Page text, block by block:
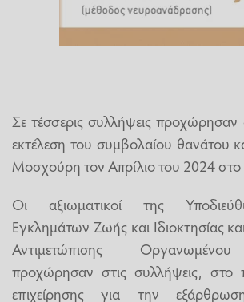
Σε τέσσερις συλλήψεις προχώρησαν
εκτέλεση του συμβολαίου θανάτου
Μοσχούρη τον Απρίλιο του 2024 στο
Οι αξιωματικοί της
Εγκλημάτων Ζωής και Ιδιοκτησίας
Αντιμετώπισης
προχώρησαν στις συλλήψεις, στο
επιχείρησης για την